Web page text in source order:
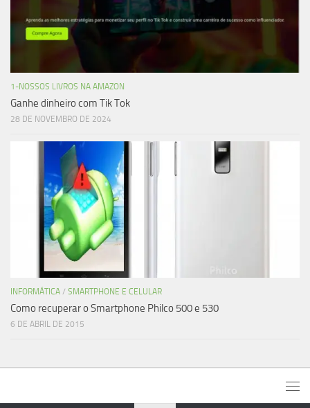
1-NOSSOS LIVROS NA AMAZON
Ganhe dinheiro com Tik Tok
28 DE NOVEMBRO DE 2024
INFORMÁTICA / SMARTPHONE E CELULAR
Como recuperar o Smartphone Philco 500 e 530
6 DE ABRIL DE 2015